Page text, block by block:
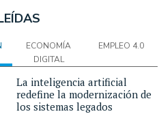
ECONOMÍA
DIGITAL
EMPLEO 4.0
La inteligencia artificial
redefine la modernización de
los sistemas legados